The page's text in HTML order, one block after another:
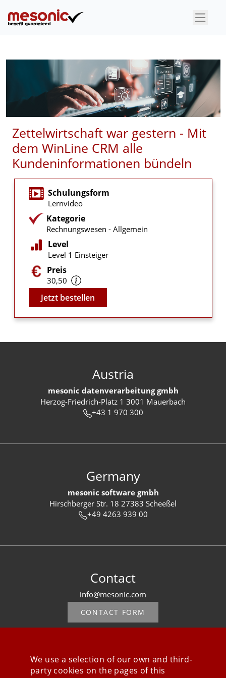
×
Zettelwirtschaft war gestern - Mit
dem WinLine CRM alle
Kundeninformationen bündeln
Schulungsform
Lernvideo
Kategorie
Rechnungswesen - Allgemein
Level
Level 1 Einsteiger
Preis
30,50
Video
Jetzt bestellen
Austria
mesonic datenverarbeitung gmbh
Herzog-Friedrich-Platz 1 3001 Mauerbach
+43 1 970 300
Germany
mesonic software gmbh
Hirschberger Str. 18 27383 Scheeßel
+49 4263 939 00
Contact
info@mesonic.com
CONTACT FORM
We use a selection of our own and third-
party cookies on the pages of this